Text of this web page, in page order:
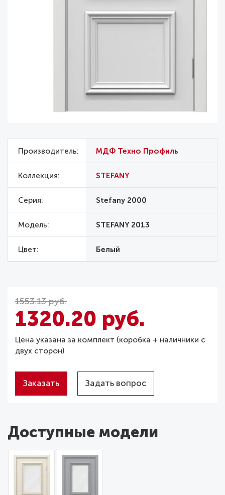
Производитель МДФ Техно Профиль
Коллекция STEFANY
Серия Stefany 2000
Модель STEFANY 2013
Цвет Белый
1553.13 руб.
1320.20 руб.
Цена указана за комплект (коробка + наличники с
двух сторон)
Заказать Задать вопрос
Доступные модели